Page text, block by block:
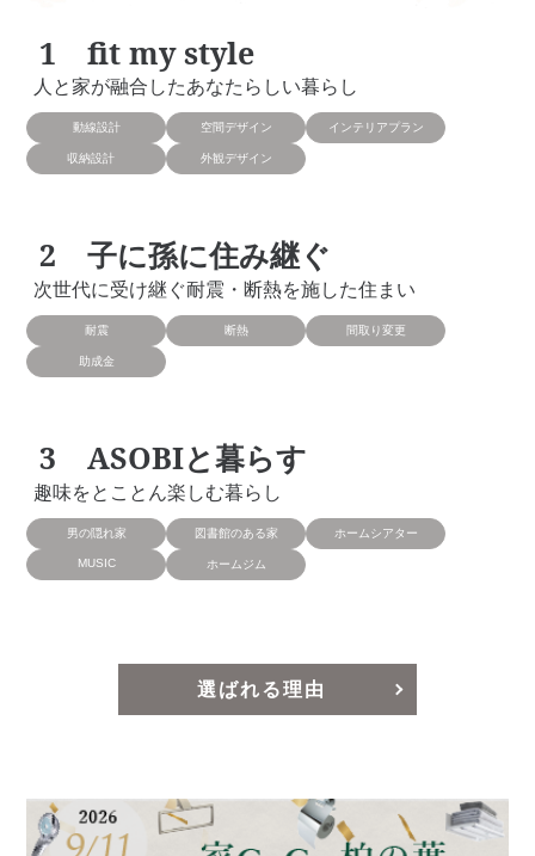
fit my style
人と家が融合したあなたらしい暮らし
動線設計 空間デザイン インテリアプラン
収納設計 外観デザイン
子に孫に住み継ぐ
次世代に受け継ぐ耐震・断熱を施した住まい
耐震 断熱 間取り変更
助成金
ASOBIと暮らす
趣味をとことん楽しむ暮らし
男の隠れ家 図書館のある家 ホームシアター
MUSIC ホームジム
選ばれる理由